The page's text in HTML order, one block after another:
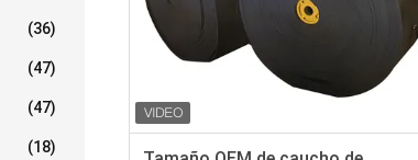
(36)
(47)
(47)
(18)